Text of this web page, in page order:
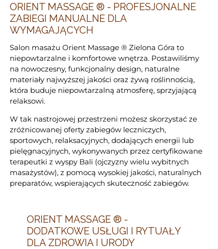
ORIENT MASSAGE ® - PROFESJONALNE
ZABIEGI MANUALNE DLA
WYMAGAJĄCYCH
Salon masażu Orient Massage ® Zielona Góra to
niepowtarzalne i komfortowe wnętrza. Postawiliśmy
na nowoczesny, funkcjonalny design, naturalne
materiały najwyższej jakości oraz żywą roślinnością,
która buduje niepowtarzalną atmosferę, sprzyjającą
relaksowi.
W tak nastrojowej przestrzeni możesz skorzystać ze
zróżnicowanej oferty zabiegów leczniczych,
sportowych, relaksacyjnych, dodających energii lub
pielęgnacyjnych, wykonywanych przez certyfikowane
terapeutki z wyspy Bali (ojczyzny wielu wybitnych
masażystów), z pomocą wysokiej jakości, naturalnych
preparatów, wspierających skuteczność zabiegów.
ORIENT MASSAGE ® -
DODATKOWE USŁUGI I RYTUAŁY
DLA ZDROWIA I URODY